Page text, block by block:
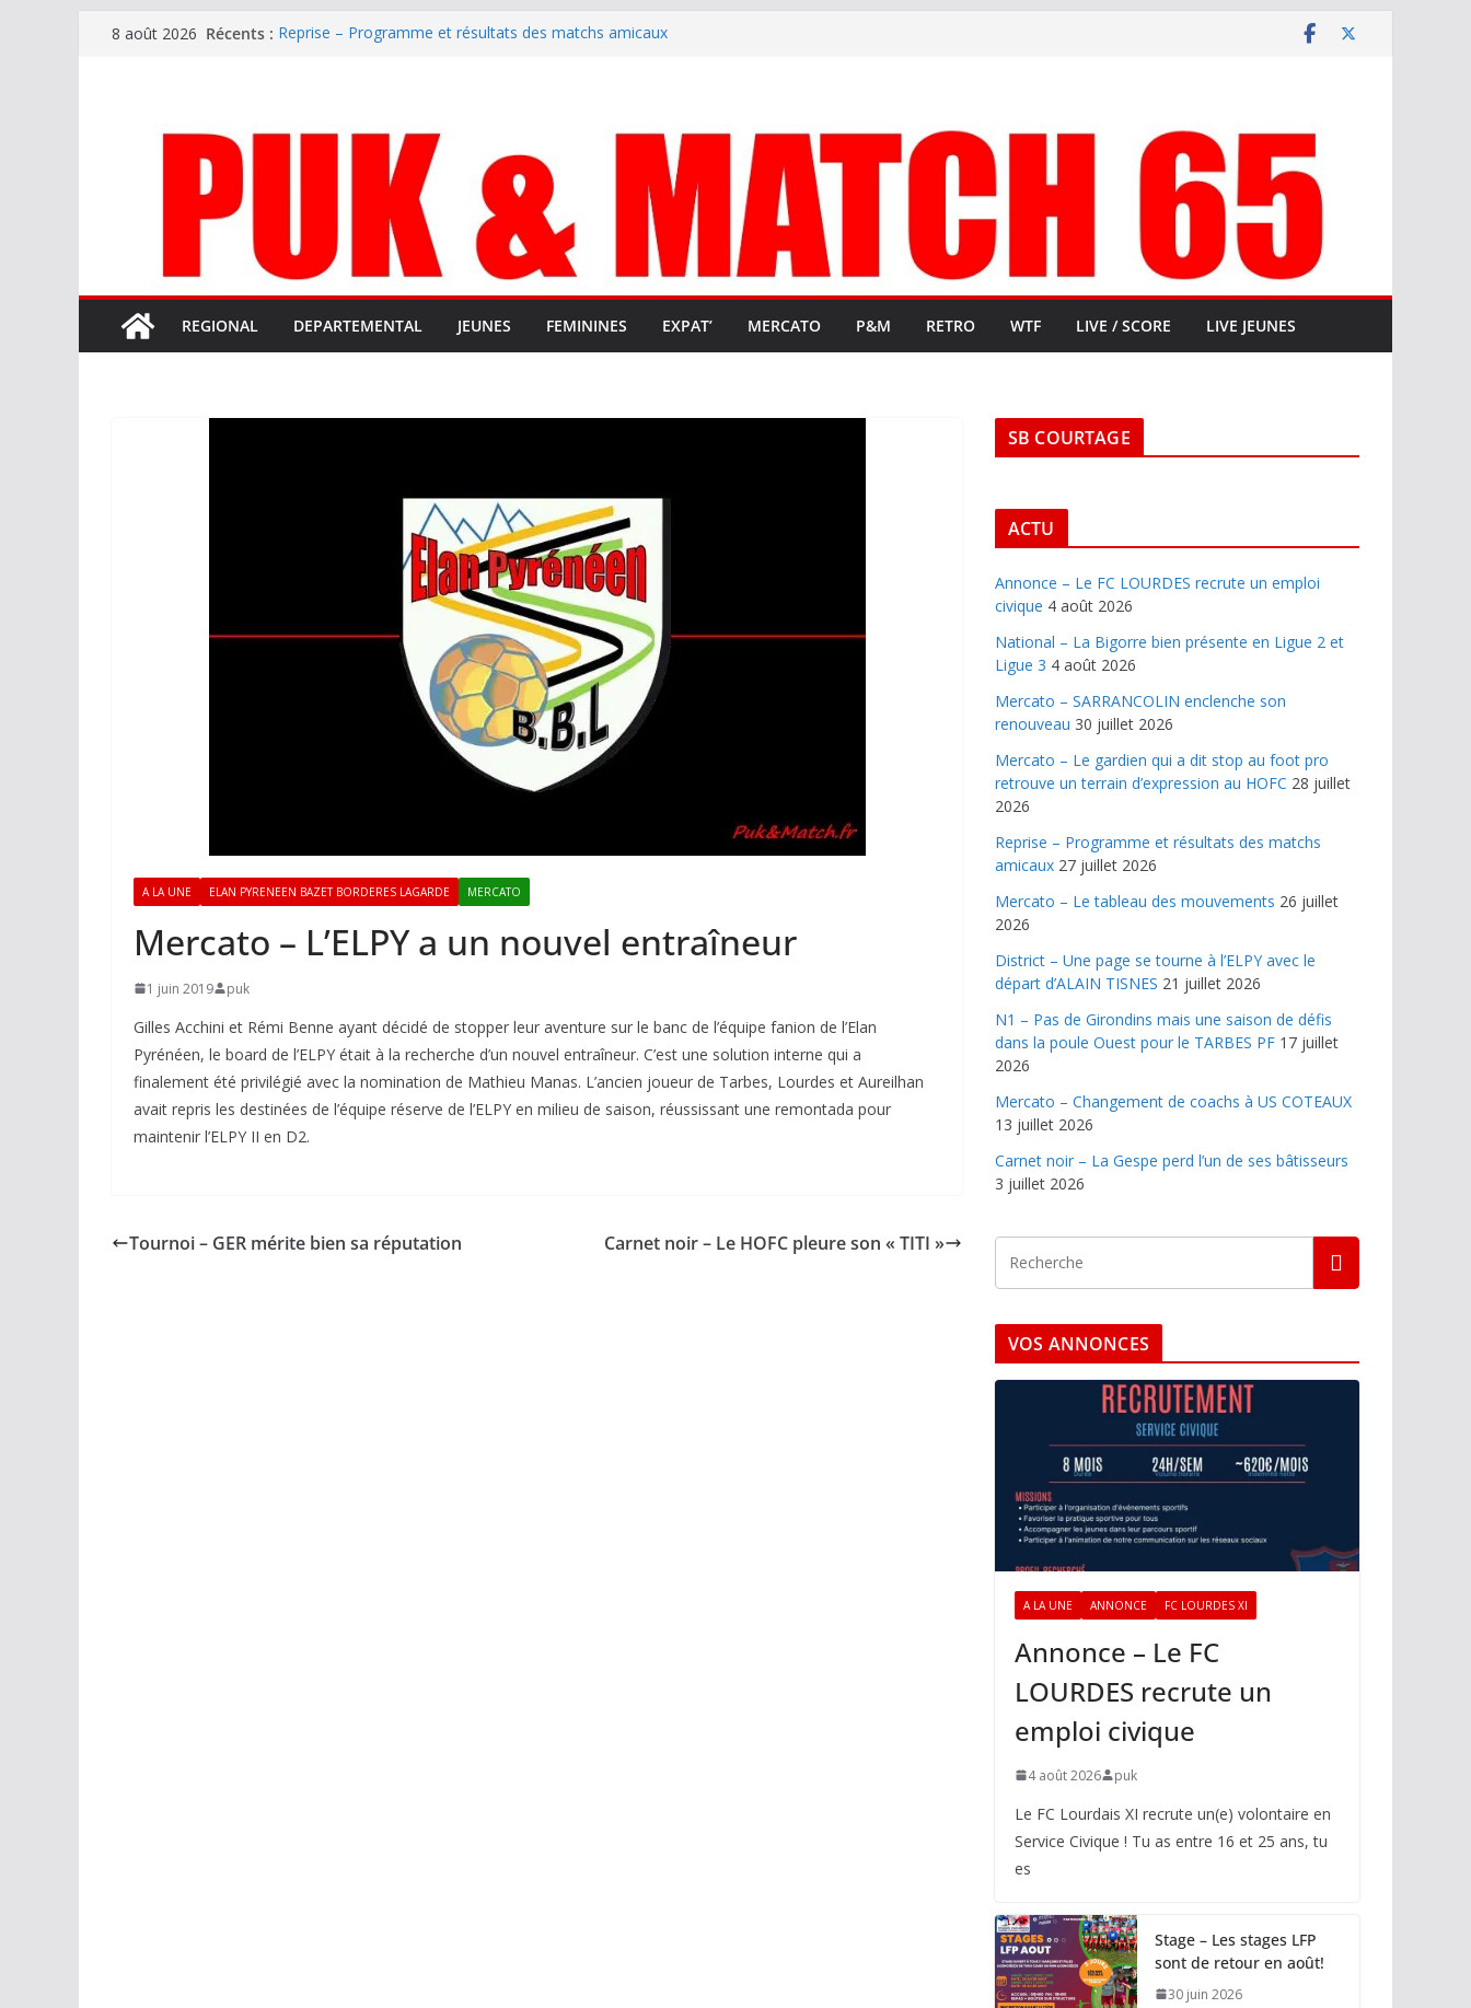
Passer8 août 2026 Récents : Reprise – Programme et résultats des matchs amicaux
terrain d’expression au HOFC
REGIONAL DEPARTEMENTAL JEUNES FEMININES EXPAT’ MERCATO P&M RETRO WTF LIVE / SCORE LIVE JEUNES
A LA UNE ELAN PYRENEEN BAZET BORDERES LAGARDE MERCATO
Mercato – L’ELPY a un nouvel entraîneur
1 juin 2019 puk
Gilles Acchini et Rémi Benne ayant décidé de stopper leur aventure sur le banc de l’équipe fanion de l’Elan
Pyrénéen, le board de l’ELPY était à la recherche d’un nouvel entraîneur. C’est une solution interne qui a
finalement été privilégié avec la nomination de Mathieu Manas. L’ancien joueur de Tarbes, Lourdes et Aureilhan
avait repris les destinées de l’équipe réserve de l’ELPY en milieu de saison, réussissant une remontada pour
maintenir l’ELPY II en D2.
Tournoi – GER mérite bien sa réputation Carnet noir – Le HOFC pleure son « TITI »
SB COURTAGE
ACTU
Annonce – Le FC LOURDES recrute un emploi
civique 4 août 2026
National – La Bigorre bien présente en Ligue 2 et
Ligue 3 4 août 2026
Mercato – SARRANCOLIN enclenche son
renouveau 30 juillet 2026
Mercato – Le gardien qui a dit stop au foot pro
retrouve un terrain d’expression au HOFC 28 juillet
2026
Reprise – Programme et résultats des matchs
amicaux 27 juillet 2026
Mercato – Le tableau des mouvements 26 juillet
2026
District – Une page se tourne à l’ELPY avec le
départ d’ALAIN TISNES 21 juillet 2026
N1 – Pas de Girondins mais une saison de défis
dans la poule Ouest pour le TARBES PF 17 juillet
2026
Mercato – Changement de coachs à US COTEAUX
13 juillet 2026
Carnet noir – La Gespe perd l’un de ses bâtisseurs
3 juillet 2026
VOS ANNONCES
A LA UNE ANNONCE FC LOURDES XI
Annonce – Le FC
LOURDES recrute un
emploi civique
4 août 2026 puk
Le FC Lourdais XI recrute un(e) volontaire en
Service Civique ! Tu as entre 16 et 25 ans, tu
es
Stage – Les stages LFP
sont de retour en août!
30 juin 2026